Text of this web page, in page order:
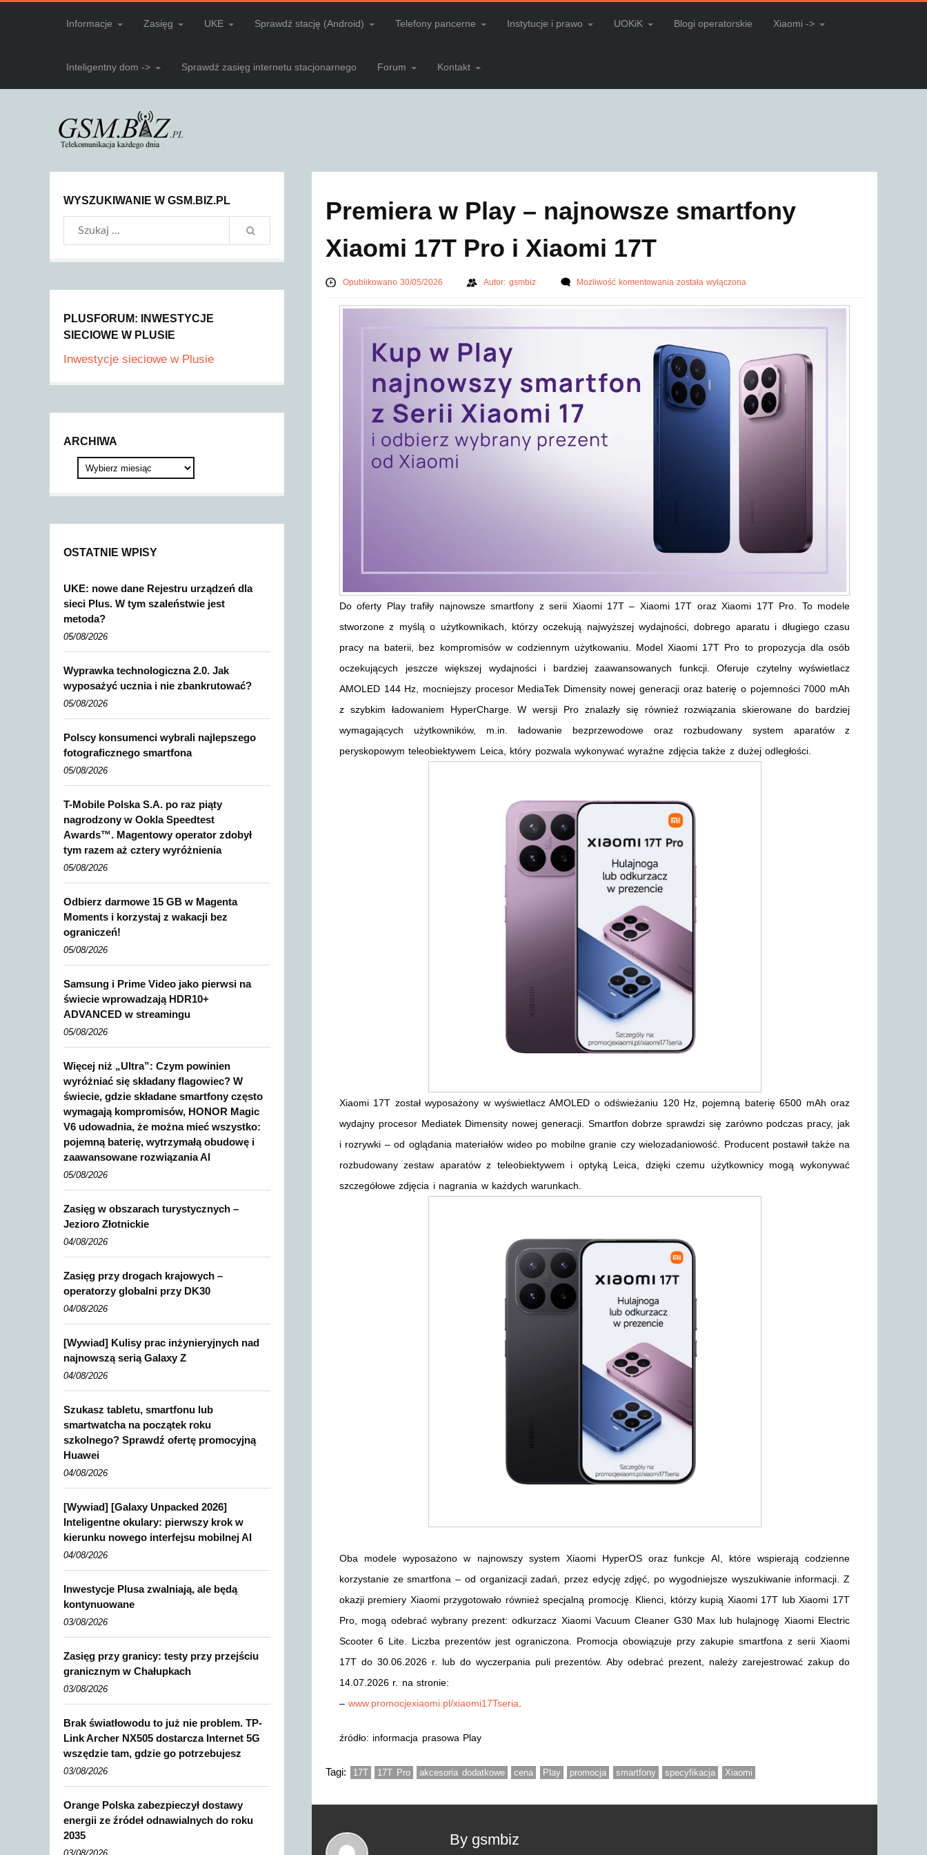
Informacje Zasięg UKE Sprawdź stację (Android) Telefony pancerne Instytucje i prawo UOKiK Blogi operatorskie Xiaomi ->
Inteligentny dom -> Sprawdź zasięg internetu stacjonarnego Forum Kontakt
Premiera w Play – najnowsze smartfony
Xiaomi 17T Pro i Xiaomi 17T
Opublikowano 30/05/2026 Autor: gsmbiz Możliwość komentowaniazostała wyłączona
Do oferty Play trafiły najnowsze smartfony z serii Xiaomi 17T – Xiaomi 17T oraz Xiaomi 17T Pro. To modele
stworzone z myślą o użytkownikach, którzy oczekują najwyższej wydajności, dobrego aparatu i długiego czasu
pracy na baterii, bez kompromisów w codziennym użytkowaniu. Model Xiaomi 17T Pro to propozycja dla osób
oczekujących jeszcze większej wydajności i bardziej zaawansowanych funkcji. Oferuje czytelny wyświetlacz
AMOLED 144 Hz, mocniejszy procesor MediaTek Dimensity nowej generacji oraz baterię o pojemności 7000 mAh
z szybkim ładowaniem HyperCharge. W wersji Pro znalazły się również rozwiązania skierowane do bardziej
wymagających użytkowników, m.in. ładowanie bezprzewodowe oraz rozbudowany system aparatów z
peryskopowym teleobiektywem Leica, który pozwala wykonywać wyraźne zdjęcia także z dużej odległości.
Xiaomi 17T został wyposażony w wyświetlacz AMOLED o odświeżaniu 120 Hz, pojemną baterię 6500 mAh oraz
wydajny procesor Mediatek Dimensity nowej generacji. Smartfon dobrze sprawdzi się zarówno podczas pracy, jak
i rozrywki – od oglądania materiałów wideo po mobilne granie czy wielozadaniowość. Producent postawił także na
rozbudowany zestaw aparatów z teleobiektywem i optyką Leica, dzięki czemu użytkownicy mogą wykonywać
szczegółowe zdjęcia i nagrania w każdych warunkach.
Oba modele wyposażono w najnowszy system Xiaomi HyperOS oraz funkcje AI, które wspierają codzienne
korzystanie ze smartfona – od organizacji zadań, przez edycję zdjęć, po wygodniejsze wyszukiwanie informacji. Z
okazji premiery Xiaomi przygotowało również specjalną promocję. Klienci, którzy kupią Xiaomi 17T lub Xiaomi 17T
Pro, mogą odebrać wybrany prezent: odkurzacz Xiaomi Vacuum Cleaner G30 Max lub hulajnogę Xiaomi Electric
Scooter 6 Lite. Liczba prezentów jest ograniczona. Promocja obowiązuje przy zakupie smartfona z serii Xiaomi
17T do 30.06.2026 r. lub do wyczerpania puli prezentów. Aby odebrać prezent, należy zarejestrować zakup do
14.07.2026 r. na stronie:
–www.promocjexiaomi.pl/xiaomi17Tseria
źródło: informacja prasowa Play
Tagi: 17T 17T Pro akcesoria dodatkowe cena Play promocja smartfony specyfikacja Xiaomi
By gsmbiz
WYSZUKIWANIE W GSM.BIZ.PL
PLUSFORUM: INWESTYCJE
SIECIOWE W PLUSIE
Inwestycje sieciowe w Plusie
ARCHIWA
OSTATNIE WPISY
UKE: nowe dane Rejestru urządzeń dla
sieci Plus. W tym szaleństwie jest
metoda?
05/08/2026
Wyprawka technologiczna 2.0. Jak
wyposażyć ucznia i nie zbankrutować?
05/08/2026
Polscy konsumenci wybrali najlepszego
fotograficznego smartfona
05/08/2026
T-Mobile Polska S.A. po raz piąty
nagrodzony w Ookla Speedtest
Awards™. Magentowy operator zdobył
tym razem aż cztery wyróżnienia
05/08/2026
Odbierz darmowe 15 GB w Magenta
Moments i korzystaj z wakacji bez
ograniczeń!
05/08/2026
Samsung i Prime Video jako pierwsi na
świecie wprowadzają HDR10+
ADVANCED w streamingu
05/08/2026
Więcej niż „Ultra”: Czym powinien
wyróżniać się składany flagowiec? W
świecie, gdzie składane smartfony często
wymagają kompromisów, HONOR Magic
V6 udowadnia, że można mieć wszystko:
pojemną baterię, wytrzymałą obudowę i
zaawansowane rozwiązania AI
05/08/2026
Zasięg w obszarach turystycznych –
Jezioro Złotnickie
04/08/2026
Zasięg przy drogach krajowych –
operatorzy globalni przy DK30
04/08/2026
[Wywiad] Kulisy prac inżynieryjnych nad
najnowszą serią Galaxy Z
04/08/2026
Szukasz tabletu, smartfonu lub
smartwatcha na początek roku
szkolnego? Sprawdź ofertę promocyjną
Huawei
04/08/2026
[Wywiad] [Galaxy Unpacked 2026]
Inteligentne okulary: pierwszy krok w
kierunku nowego interfejsu mobilnej AI
04/08/2026
Inwestycje Plusa zwalniają, ale będą
kontynuowane
03/08/2026
Zasięg przy granicy: testy przy przejściu
granicznym w Chałupkach
03/08/2026
Brak światłowodu to już nie problem. TP-
Link Archer NX505 dostarcza Internet 5G
wszędzie tam, gdzie go potrzebujesz
03/08/2026
Orange Polska zabezpieczył dostawy
energii ze źródeł odnawialnych do roku
2035